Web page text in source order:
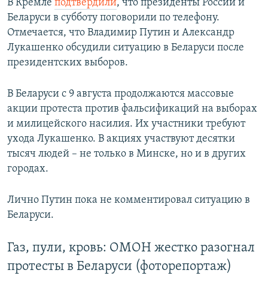
В Кремле подтвердили, что президенты России и
Беларуси в субботу поговорили по телефону.
Отмечается, что Владимир Путин и Александр
Лукашенко обсудили ситуацию в Беларуси после
президентских выборов.
В Беларуси с 9 августа продолжаются массовые
акции протеста против фальсификаций на выборах
и милицейского насилия. Их участники требуют
ухода Лукашенко. В акциях участвуют десятки
тысяч людей – не только в Минске, но и в других
городах.
Лично Путин пока не комментировал ситуацию в
Беларуси.
Газ, пули, кровь: ОМОН жестко разогнал
протесты в Беларуси (фоторепортаж)